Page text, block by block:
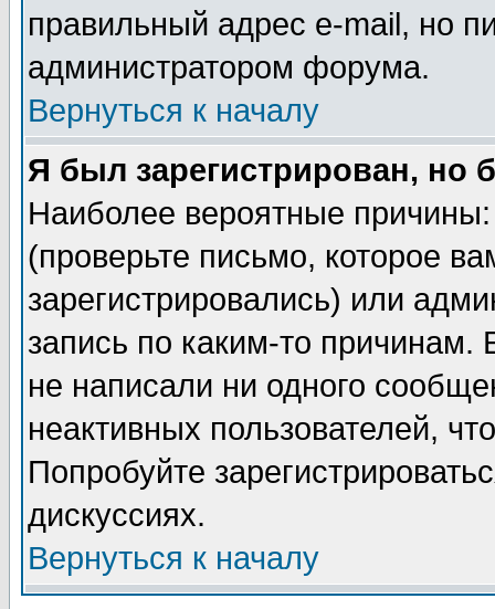
правильный адрес e-mail, но
администратором форума.
Вернуться к началу
Я был зарегистрирован, но
Наиболее вероятные
(проверьте письмо, которое
зарегистрировались) или
запись по каким-то
не написали ни одного
неактивных пользователей,
Попробуйте
дискуссиях.
Вернуться к началу